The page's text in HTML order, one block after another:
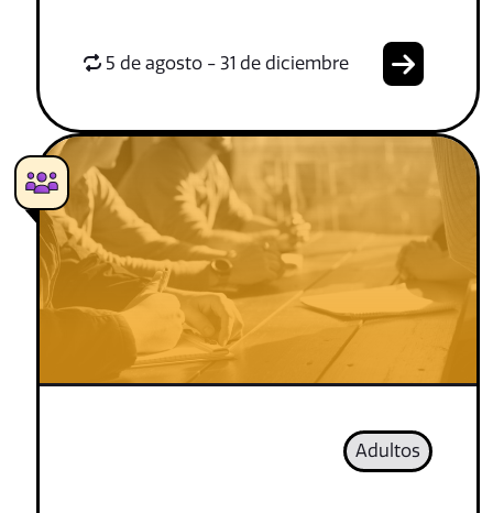
5 de agosto - 31 de diciembre
Adultos